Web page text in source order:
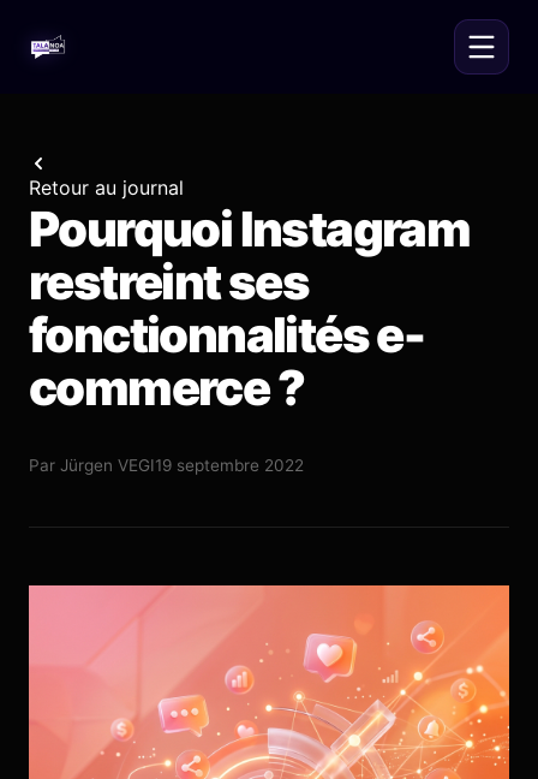
Retour au journal
Pourquoi Instagram
restreint ses
fonctionnalités e-
commerce ?
Par Jürgen VEGI19 septembre 2022